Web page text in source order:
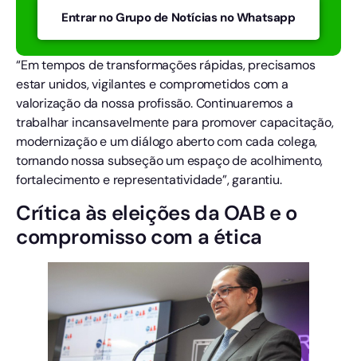
Entrar no Grupo de Notícias no Whatsapp
“Em tempos de transformações rápidas, precisamos
estar unidos, vigilantes e comprometidos com a
valorização da nossa profissão. Continuaremos a
trabalhar incansavelmente para promover capacitação,
modernização e um diálogo aberto com cada colega,
tornando nossa subseção um espaço de acolhimento,
fortalecimento e representatividade”, garantiu.
Crítica às eleições da OAB e o
compromisso com a ética